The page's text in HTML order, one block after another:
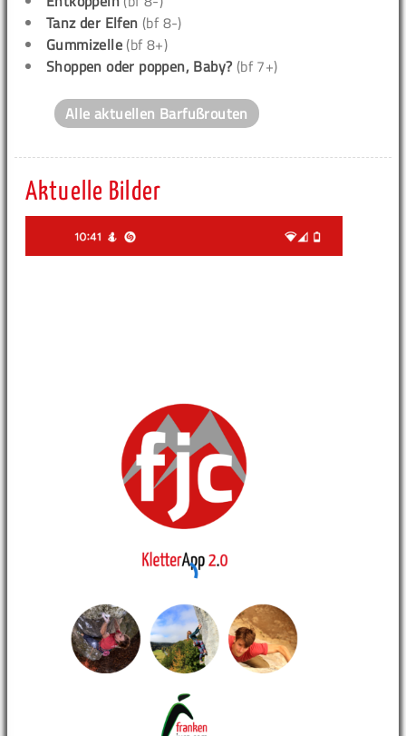
Tanz der Elfen (bf 8-)
Gummizelle (bf 8+)
Shoppen oder poppen, Baby? (bf 7+)
Alle aktuellen Barfußrouten
Aktuelle Bilder